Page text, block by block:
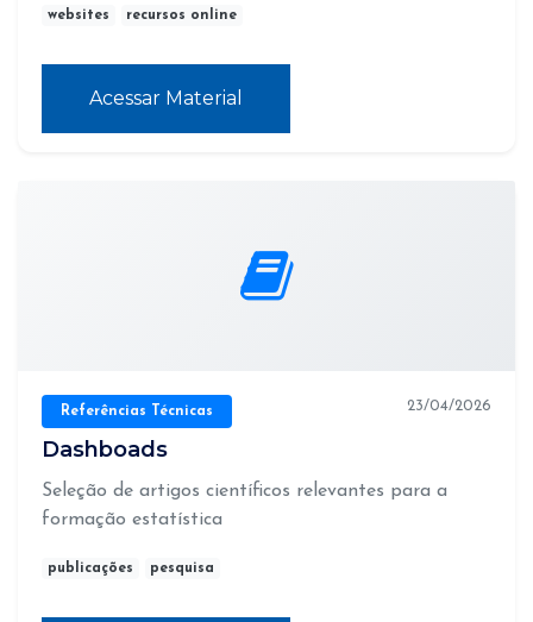
websites recursos online
Acessar Material
Referências Técnicas 23/04/2026
Dashboads
Seleção de artigos científicos relevantes para a
formação estatística
publicações pesquisa